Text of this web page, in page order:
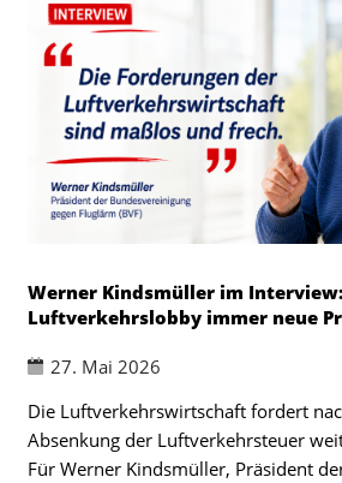
Werner Kindsmüller im
Luftverkehrslobby immer neue
27. Mai 2026
Die Luftverkehrswirtschaft fordert
Absenkung der Luftverkehrsteuer
Für Werner Kindsmüller, Präsident